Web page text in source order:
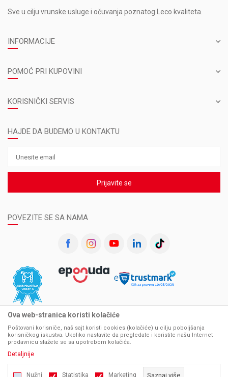
Sve u cilju vrunske usluge i očuvanja poznatog Leco kvaliteta.
INFORMACIJE
POMOĆ PRI KUPOVINI
KORISNIČKI SERVIS
HAJDE DA BUDEMO U KONTAKTU
Prijavite se
POVEZITE SE SA NAMA
Ova web-stranica koristi kolačiće
Poštovani korisniče, naš sajt koristi cookies (kolačiće) u cilju poboljšanja
korisničkog iskustva. Ukoliko nastavite da pregledate i koristite našu Internet
prodavnicu slažete se sa upotrebom kolačića.
Detaljnije
Nužni Statistika Marketing Saznaj više